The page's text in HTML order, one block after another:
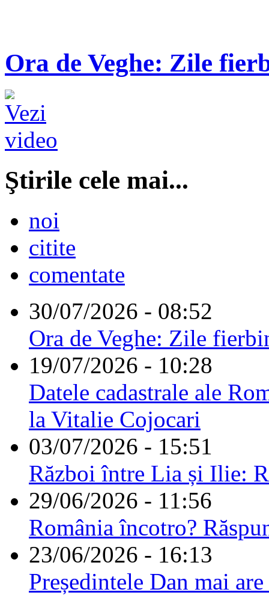
Ora de Veghe: Zile
Ştirile cele mai...
noi
citite
comentate
30/07/2026 - 08:52
Ora de Veghe: Zile
19/07/2026 - 10:28
Datele cadastrale ale
la Vitalie Cojocari
03/07/2026 - 15:51
Război între Lia și Ilie:
29/06/2026 - 11:56
România încotro?
23/06/2026 - 16:13
Președintele Dan mai